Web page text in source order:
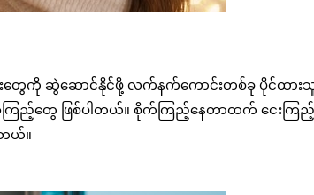
တွေကို ဆွဲဆောင်နိုင်ဖို့ လက်နက်ကောင်းတစ်ခု ပိုင်ထာ
ည့်တွေ ဖြစ်ပါတယ်။ စိုက်ကြည့်နေတာထက် ငေးကြည့်
ယ်။